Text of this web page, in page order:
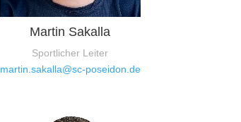
Martin Sakalla
Sportlicher Leiter
martin.sakalla@sc-poseidon.de